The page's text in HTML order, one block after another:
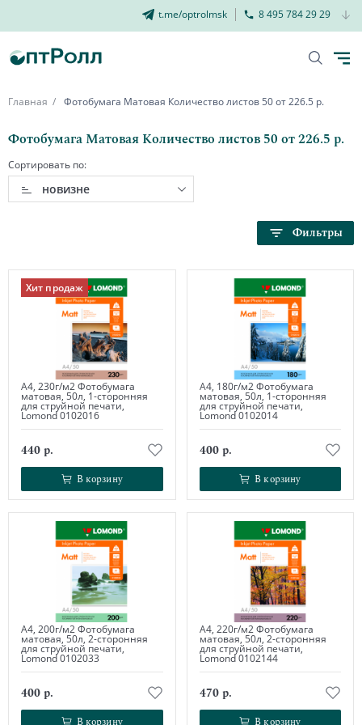
t.me/optrolmsk 8 495 784 29 29
Главная Фотобумага Матовая Количество листов 50 от 226.5 р.
Фотобумага Матовая Количество листов 50 от 226.5 р.
Сортировать по:
новизне
Фильтры
Хит продаж
А4, 230г/м2 Фотобумага
матовая, 50л, 1-сторонняя
для струйной печати,
Lomond 0102016
440 р.
В корзину
В корзину
А4, 180г/м2 Фотобумага
матовая, 50л, 1-сторонняя
для струйной печати,
Lomond 0102014
400 р.
В корзину
В корзину
А4, 200г/м2 Фотобумага
матовая, 50л, 2-сторонняя
для струйной печати,
Lomond 0102033
400 р.
В корзину
В корзину
А4, 220г/м2 Фотобумага
матовая, 50л, 2-сторонняя
для струйной печати,
Lomond 0102144
470 р.
В корзину
В корзину